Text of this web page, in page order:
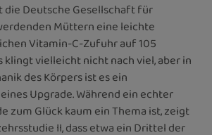
Deutsche Gesellschaft für
Müttern eine leichte
Vitamin-C-Zufuhr auf 105
klingt vielleicht nicht nach viel, aber in
des Körpers ist es ein
Upgrade. Während ein echter
zum Glück kaum ein Thema ist, zeigt
II, dass etwa ein Drittel der